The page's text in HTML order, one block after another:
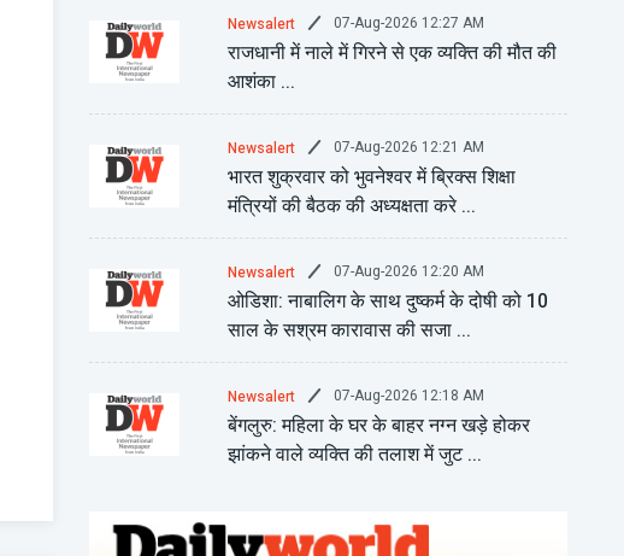
Newsalert 07-Aug-2026 12:27 AM
राजधानी में नाले में गिरने से एक व्यक्ति की मौत की
आशंका ...
Newsalert 07-Aug-2026 12:21 AM
भारत शुक्रवार को भुवनेश्वर में ब्रिक्स शिक्षा
मंत्रियों की बैठक की अध्यक्षता करे ...
Newsalert 07-Aug-2026 12:20 AM
ओडिशा: नाबालिग के साथ दुष्कर्म के दोषी को 10
साल के सश्रम कारावास की सजा ...
Newsalert 07-Aug-2026 12:18 AM
बेंगलुरु: महिला के घर के बाहर नग्न खड़े होकर
झांकने वाले व्यक्ति की तलाश में जुट ...